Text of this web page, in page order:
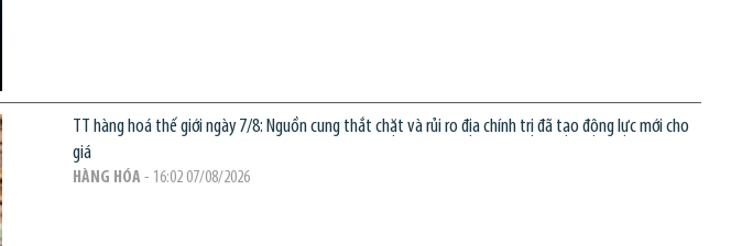
TT hàng hoá thế giới ngày 7/8: Nguồn cung thắt chặt và rủi ro địa chính trị đã tạo động lực mới cho
giá
HÀNG HÓA - 16:02 07/08/2026